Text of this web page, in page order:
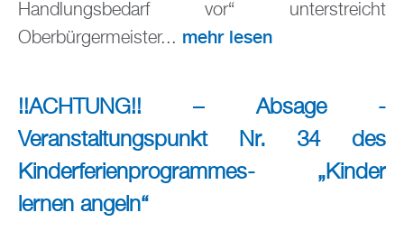
Handlungsbedarf vor“ unterstreicht
Oberbürgermeister... mehr lesen
!!ACHTUNG!! – Absage -
Veranstaltungspunkt Nr. 34 des
Kinderferienprogrammes- „Kinder
lernen angeln“